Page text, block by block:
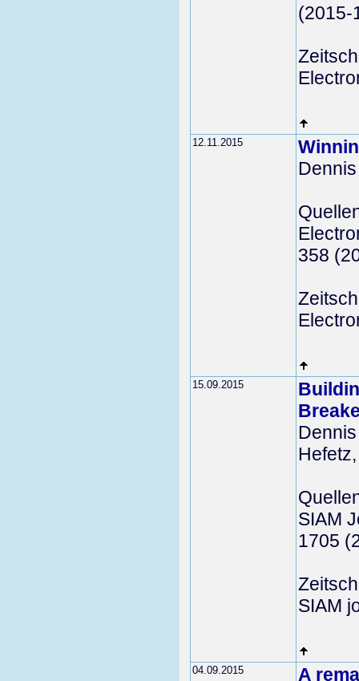
(2015-
12.11.2015
358
15.09.2015
SIAM
1705
SIAM
04.09.2015 A